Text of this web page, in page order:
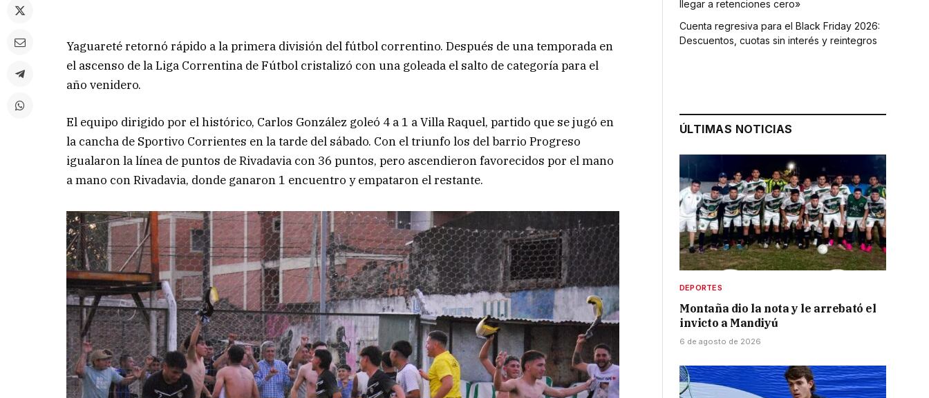
Yaguareté retornó rápido a la primera división del fútbol correntino. Después de una temporada en
el ascenso de la Liga Correntina de Fútbol cristalizó con una goleada el salto de categoría para el
año venidero.
El equipo dirigido por el histórico, Carlos González goleó 4 a 1 a Villa Raquel, partido que se jugó en
la cancha de Sportivo Corrientes en la tarde del sábado. Con el triunfo los del barrio Progreso
igualaron la línea de puntos de Rivadavia con 36 puntos, pero ascendieron favorecidos por el mano
a mano con Rivadavia, donde ganaron 1 encuentro y empataron el restante.
llegar a retenciones cero»
Cuenta regresiva para el Black Friday 2026:
Descuentos, cuotas sin interés y reintegros
ÚLTIMAS NOTICIAS
DEPORTES
Montaña dio la nota y le arrebató el
invicto a Mandiyú
6 de agosto de 2026